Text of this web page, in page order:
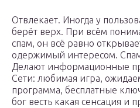
Отвлекает. Иногда у
берёт верх. При всём
спам, он всё равно
одержимый интересом.
Делают информационные
Сети: любимая игра,
программа, бесплатные
бог весть какая сенсация и